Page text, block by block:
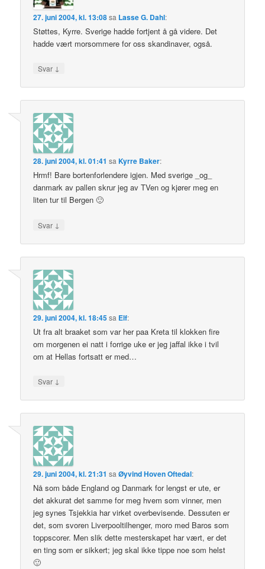
27. juni 2004, kl. 13:08sa Lasse G. Dahl:
Støttes, Kyrre. Sverige hadde fortjent å gå videre. Det
hadde vært morsommere for oss skandinaver, også.
Svar ↓
28. juni 2004, kl. 01:41 saKyrre Baker:
Hrmf! Bare bortenforlendere igjen. Med sverige _og_
danmark av pallen skrur jeg av TVen og kjører meg en
liten tur til Bergen 🙂
Svar ↓
29. juni 2004, kl. 18:45sa Elf:
Ut fra alt braaket som var her paa Kreta til klokken fire
om morgenen ei natt i forrige uke er jeg jaffal ikke i tvil
om at Hellas fortsatt er med…
Svar ↓
29. juni 2004, kl. 21:31 saØyvind Hoven Oftedal:
Nå som både England og Danmark for lengst er ute, er
det akkurat det samme for meg hvem som vinner, men
jeg synes Tsjekkia har virket overbevisende. Dessuten er
det, som svoren Liverpooltilhenger, moro med Baros som
toppscorer. Men slik dette mesterskapet har vært, er det
en ting som er sikkert; jeg skal ikke tippe noe som helst
🙂